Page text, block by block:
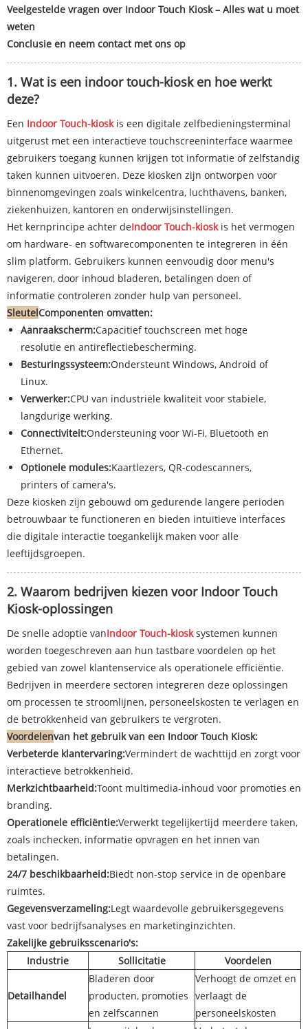
Veelgestelde vragen over Indoor Touch Kiosk – Alles wat u moet
weten
Conclusie en neem contact met ons op
1. Wat is een indoor touch-kiosk en hoe werkt
deze?
Een Indoor Touch-kiosk is een digitale zelfbedieningsterminal
uitgerust met een interactieve touchscreeninterface waarmee
gebruikers toegang kunnen krijgen tot informatie of zelfstandig
taken kunnen uitvoeren. Deze kiosken zijn ontworpen voor
binnenomgevingen zoals winkelcentra, luchthavens, banken,
ziekenhuizen, kantoren en onderwijsinstellingen.
Het kernprincipe achter deIndoor Touch-kiosk is het vermogen
om hardware- en softwarecomponenten te integreren in één
slim platform. Gebruikers kunnen eenvoudig door menu's
navigeren, door inhoud bladeren, betalingen doen of
informatie controleren zonder hulp van personeel.
SleutelComponenten omvatten:
Aanraakscherm:Capacitief touchscreen met hoge
resolutie en antireflectiebescherming.
Besturingssysteem:Ondersteunt Windows, Android of
Linux.
Verwerker:CPU van industriële kwaliteit voor stabiele,
langdurige werking.
Connectiviteit:Ondersteuning voor Wi-Fi, Bluetooth en
Ethernet.
Optionele modules:Kaartlezers, QR-codescanners,
printers of camera's.
Deze kiosken zijn gebouwd om gedurende langere perioden
betrouwbaar te functioneren en bieden intuïtieve interfaces
die digitale interactie toegankelijk maken voor alle
leeftijdsgroepen.
2. Waarom bedrijven kiezen voor Indoor Touch
Kiosk-oplossingen
De snelle adoptie vanIndoor Touch-kiosk systemen kunnen
worden toegeschreven aan hun tastbare voordelen op het
gebied van zowel klantenservice als operationele efficiëntie.
Bedrijven in meerdere sectoren integreren deze oplossingen
om processen te stroomlijnen, personeelskosten te verlagen en
de betrokkenheid van gebruikers te vergroten.
Voordelenvan het gebruik van een Indoor Touch Kiosk:
Verbeterde klantervaring:Vermindert de wachttijd en zorgt voor
interactieve betrokkenheid.
Merkzichtbaarheid:Toont multimedia-inhoud voor promoties en
branding.
Operationele efficiëntie:Verwerkt tegelijkertijd meerdere taken,
zoals inchecken, informatie opvragen en het innen van
betalingen.
24/7 beschikbaarheid:Biedt non-stop service in de openbare
ruimtes.
Gegevensverzameling:Legt waardevolle gebruikersgegevens
vast voor bedrijfsanalyses en marketinginzichten.
Zakelijke gebruiksscenario's:
Industrie
Sollicitatie Voordelen
Detailhandel
Bladeren door
producten, promoties
en zelfscannen
Verhoogt de omzet en
verlaagt de
personeelskosten